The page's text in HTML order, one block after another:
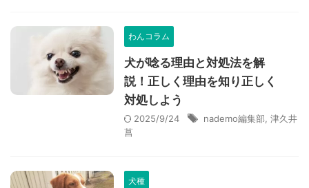
わんコラム
犬が唸る理由と対処法を解
説！正しく理由を知り正しく
対処しよう
2025/9/24 nademo編集部, 津久井
菖
犬種